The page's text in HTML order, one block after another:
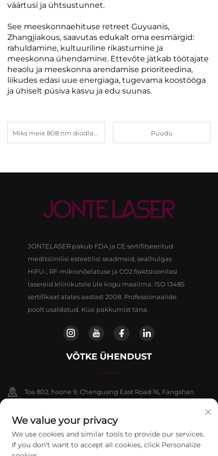
väärtusi ja ühtsustunnet.
See meeskonnaehituse retreet Guyuanis,
Zhangjiakous, saavutas edukalt oma eesmärgid:
rahuldamine, kultuuriline rikastumine ja
meeskonna ühendamine. Ettevõte jätkab töötajate
heaolu ja meeskonna arendamise prioriteedina,
liikudes edasi uue energiaga, tugevama koostööga
ja ühiselt püsiva kasvu ja edu suunas.
Miks meie 808 nm diodlaseri juukse eemaldamise seade läbib kõik turvalisuse sertifikaadid. Puudu
JONTELASER pakub FDA ja CE sertifitseeritud
meditsiinilisi esteetilisi seadmeid, sealhulgas
HIFU-, RF-mikronõelatuse ja CO2 fraktsioonilasi
lasereid kliinikutele üle kogu maailma. ISO 13485
sertifikaat alates aastast 2008. Professionaalide
poolt usaldatud. Küsi pakkumist täna.
VÕTKE ÜHENDUST
Toa 802, hoone 9, Chenguang East Road 16, Fangshan
+86-13911459627
[email protected]
We value your privacy
We use cookies and similar tools to provide our services.
If you don't want to accept all cookies, click Personalize